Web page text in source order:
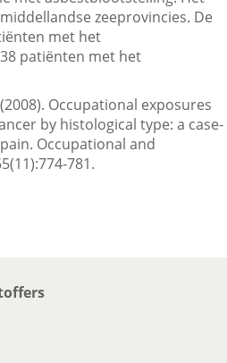
zeeprovincies. De
met het
patiënten met het
Occupational exposures
by histological type: a case-
Occupational and
781.